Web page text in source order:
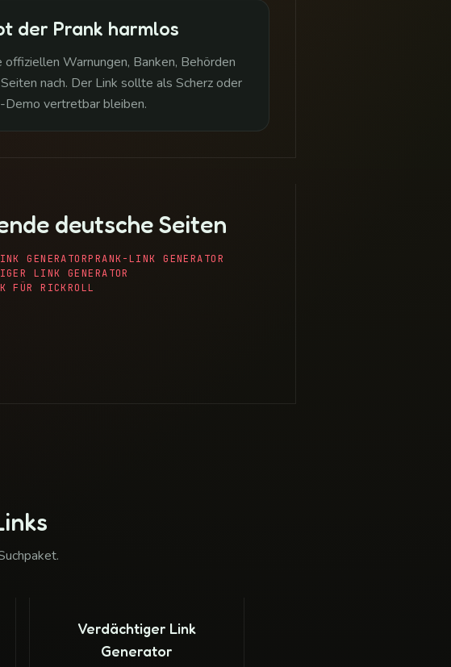
der Prank harmlos
offiziellen Warnungen, Banken, Behörden
nach. Der Link sollte als Scherz oder
vertretbar bleiben.
deutsche Seiten
GENERATORPRANK-LINK GENERATOR
LINK GENERATOR
FÜR RICKROLL
Verdächtiger Link
Generator